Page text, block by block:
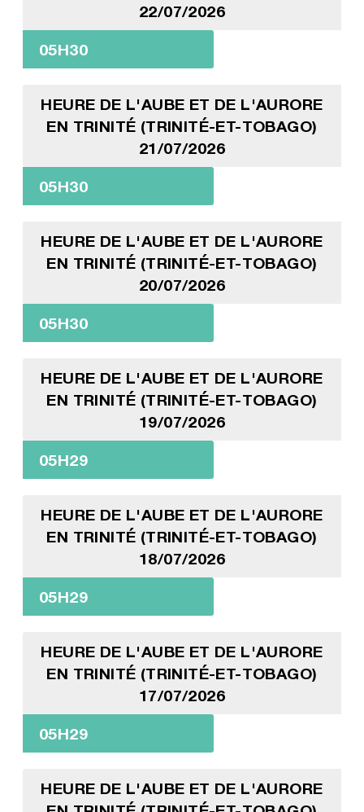
22/07/2026
05H30
HEURE DE L'AUBE ET DE L'AURORE
EN TRINITÉ (TRINITÉ-ET-TOBAGO)
21/07/2026
05H30
HEURE DE L'AUBE ET DE L'AURORE
EN TRINITÉ (TRINITÉ-ET-TOBAGO)
20/07/2026
05H30
HEURE DE L'AUBE ET DE L'AURORE
EN TRINITÉ (TRINITÉ-ET-TOBAGO)
19/07/2026
05H29
HEURE DE L'AUBE ET DE L'AURORE
EN TRINITÉ (TRINITÉ-ET-TOBAGO)
18/07/2026
05H29
HEURE DE L'AUBE ET DE L'AURORE
EN TRINITÉ (TRINITÉ-ET-TOBAGO)
17/07/2026
05H29
HEURE DE L'AUBE ET DE L'AURORE